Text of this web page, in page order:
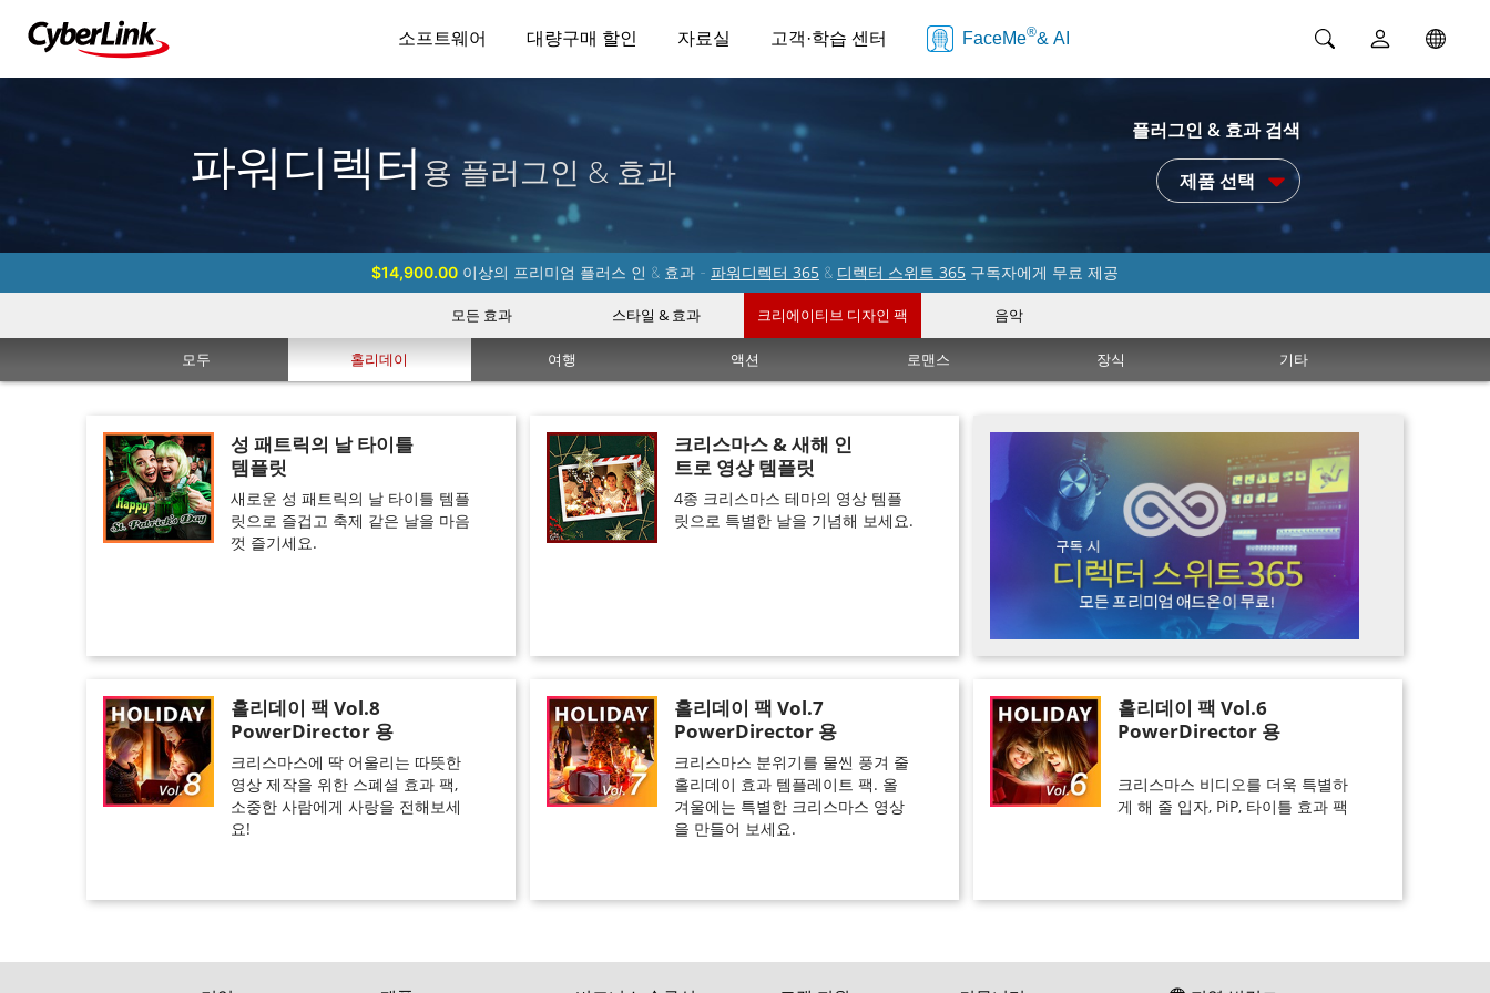
소프트웨어 대량구매 할인 자료실 고객·학습 센터 FaceMe®& AI
파워디렉터용 플러그인 & 효과
플러그인 & 효과 검색
제품 선택
$14,900.00 이상의 프리미엄 플러스 인 & 효과 - 파워디렉터 365 & 디렉터 스위트 365 구독자에게 무료 제공
모든 효과 스타일 & 효과 크리에이티브 디자인 팩 음악
모두 홀리데이 여행 액션 로맨스 장식 기타
성 패트릭의 날 타이틀
템플릿
새로운 성 패트릭의 날 타이틀 템플
릿으로 즐겁고 축제 같은 날을 마음
껏 즐기세요.
크리스마스 & 새해 인
트로 영상 템플릿
4종 크리스마스 테마의 영상 템플
릿으로 특별한 날을 기념해 보세요.
홀리데이 팩 Vol.8
PowerDirector 용
크리스마스에 딱 어울리는 따뜻한
영상 제작을 위한 스폐셜 효과 팩,
소중한 사람에게 사랑을 전해보세
요!
홀리데이 팩 Vol.7
PowerDirector 용
크리스마스 분위기를 물씬 풍겨 줄
홀리데이 효과 템플레이트 팩. 올
겨울에는 특별한 크리스마스 영상
을 만들어 보세요.
홀리데이 팩 Vol.6
PowerDirector 용
크리스마스 비디오를 더욱 특별하
게 해 줄 입자, PiP, 타이틀 효과 팩